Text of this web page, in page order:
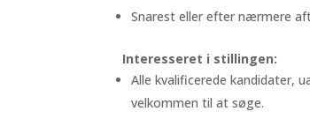
Snarest eller efter nærmere
Interesseret i stillingen:
Alle kvalificerede kandidater,
velkommen til at søge.